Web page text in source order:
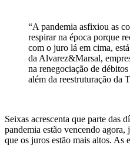
“A pandemia asfixiou as
respirar na época porque
com o juro lá em cima,
da Alvarez&Marsal,
na renegociação de
além da reestruturação da
Seixas acrescenta que parte das
pandemia estão vencendo
que os juros estão mais altos. As